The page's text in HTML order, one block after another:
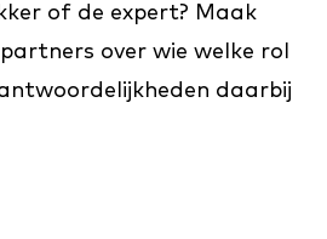
of de expert? Maak
over wie welke rol
daarbij